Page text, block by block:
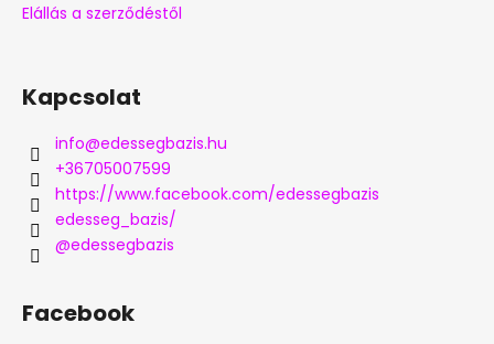
Elállás a szerződéstől
Kapcsolat
info@edessegbazis.hu
+36705007599
https://www.facebook.com/edessegbazis
edesseg_bazis/
@edessegbazis
Facebook